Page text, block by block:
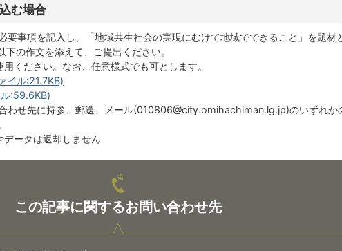
む場合
要事項を記入し、「地域共生社会の実現にむけて地域でできること」を題材
の作文を添えて、ご提出ください。
ください。なお、任意様式でも可とします。
イル:21.7KB)
:59.6KB)
わせ先に持参、郵送、メール(010806@city.omihachiman.lg.jp)のいずれか
ータは返却しません
この記事に関するお問い合わせ先